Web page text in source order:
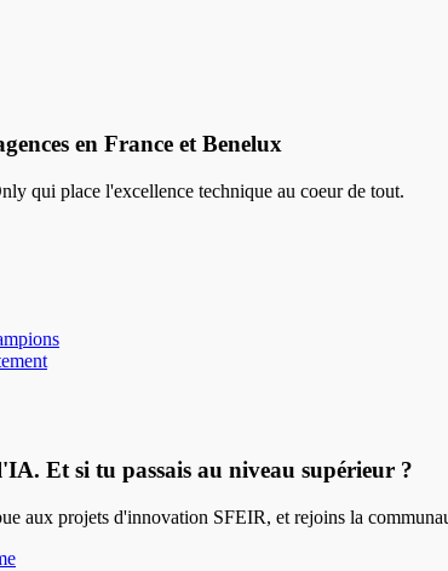
en France et Benelux
qui place l'excellence technique au coeur de tout.
Et si tu passais au niveau supérieur ?
aux projets d'innovation SFEIR, et rejoins la